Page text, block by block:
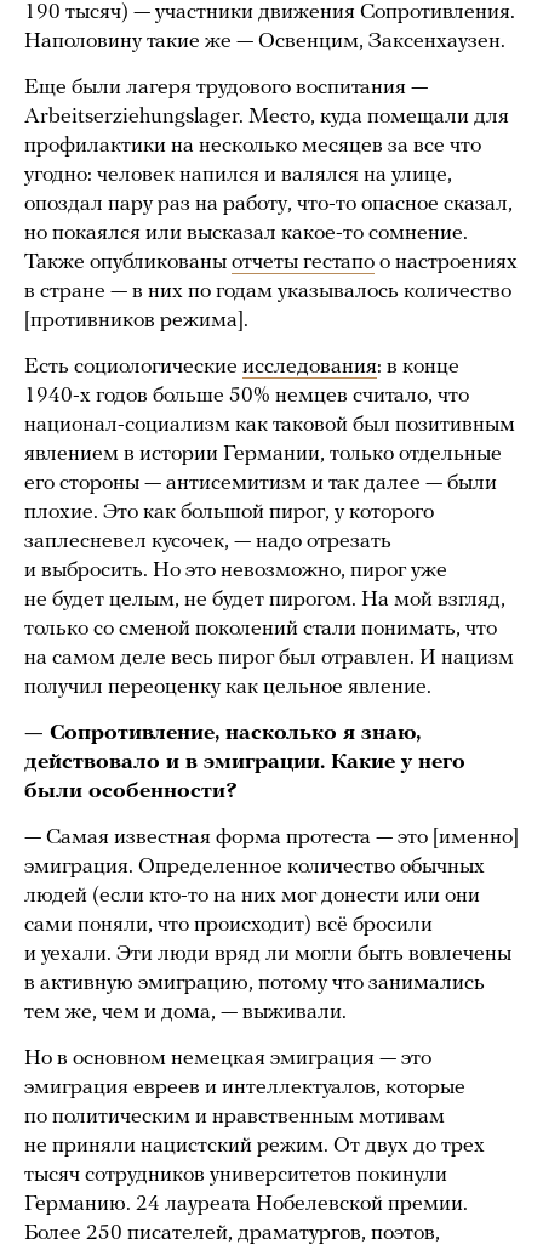
190 тысяч) — участники движения Сопротивления.
Наполовину такие же — Освенцим, Заксенхаузен.
Еще были лагеря трудового воспитания —
Arbeitserziehungslager. Место, куда помещали для
профилактики на несколько месяцев за все что
угодно: человек напился и валялся на улице,
опоздал пару раз на работу, что-то опасное сказал,
но покаялся или высказал какое-то сомнение.
Также опубликованы отчеты гестапо о настроениях
в стране — в них по годам указывалось количество
[противников режима].
Есть социологические исследования: в конце
1940-х годов больше 50% немцев считало, что
национал-социализм как таковой был позитивным
явлением в истории Германии, только отдельные
его стороны — антисемитизм и так далее — были
плохие. Это как большой пирог, у которого
заплесневел кусочек, — надо отрезать
и выбросить. Но это невозможно, пирог уже
не будет целым, не будет пирогом. На мой взгляд,
только со сменой поколений стали понимать, что
на самом деле весь пирог был отравлен. И нацизм
получил переоценку как цельное явление.
— Сопротивление, насколько я знаю,
действовало и в эмиграции. Какие у него
были особенности?
— Самая известная форма протеста — это [именно]
эмиграция. Определенное количество обычных
людей (если кто-то на них мог донести или они
сами поняли, что происходит) всё бросили
и уехали. Эти люди вряд ли могли быть вовлечены
в активную эмиграцию, потому что занимались
тем же, чем и дома, — выживали.
Но в основном немецкая эмиграция — это
эмиграция евреев и интеллектуалов, которые
по политическим и нравственным мотивам
не приняли нацистский режим. От двух до трех
тысяч сотрудников университетов покинули
Германию. 24 лауреата Нобелевской премии.
Более 250 писателей, драматургов, поэтов,